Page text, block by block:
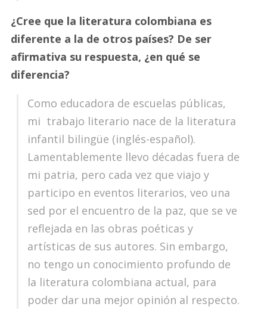
¿Cree que la literatura colombiana es
diferente a la de otros países? De ser
afirmativa su respuesta, ¿en qué se
diferencia?
Como educadora de escuelas públicas,
mi trabajo literario nace de la literatura
infantil bilingüe (inglés-español).
Lamentablemente llevo décadas fuera de
mi patria, pero cada vez que viajo y
participo en eventos literarios, veo una
sed por el encuentro de la paz, que se ve
reflejada en las obras poéticas y
artísticas de sus autores. Sin embargo,
no tengo un conocimiento profundo de
la literatura colombiana actual, para
poder dar una mejor opinión al respecto.